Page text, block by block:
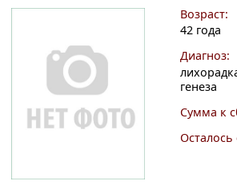
Возраст:
42 года
Диагноз:
генеза
Сумма к
Осталось